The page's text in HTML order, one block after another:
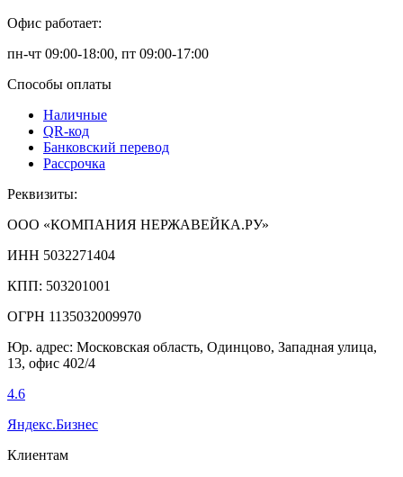
Офис работает:
пн-чт 09:00-18:00, пт 09:00-17:00
Способы оплаты
Наличные
QR-код
Банковский перевод
Рассрочка
Реквизиты:
ООО «КОМПАНИЯ НЕРЖАВЕЙКА.РУ»
ИНН 5032271404
КПП: 503201001
ОГРН 1135032009970
Юр. адрес: Московская область, Одинцово, Западная улица,
13, офис 402/4
4.6
Яндекс.Бизнес
Клиентам